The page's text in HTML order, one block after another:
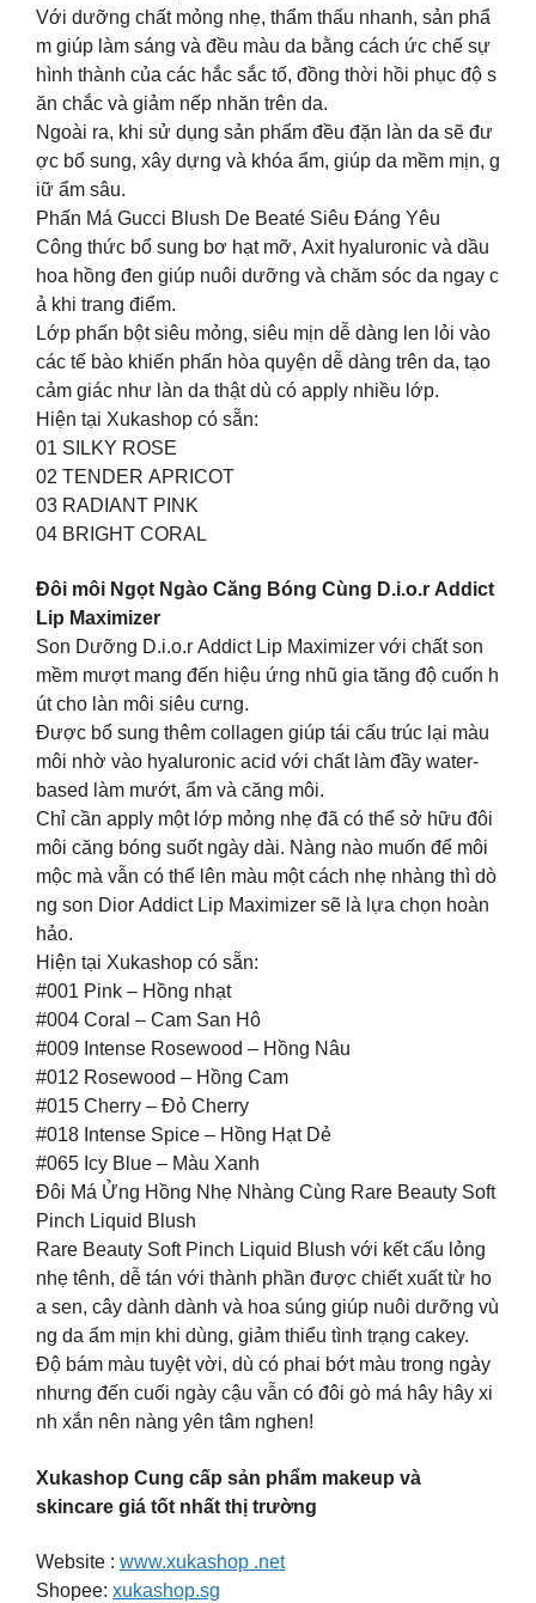
Với dưỡng chất mỏng nhẹ, thẩm thấu nhanh, sản phẩ
m giúp làm sáng và đều màu da bằng cách ức chế sự
hình thành của các hắc sắc tố, đồng thời hồi phục độ s
ăn chắc và giảm nếp nhăn trên da.
Ngoài ra, khi sử dụng sản phẩm đều đặn làn da sẽ đư
ợc bổ sung, xây dựng và khóa ẩm, giúp da mềm mịn, g
iữ ẩm sâu.
Phấn Má Gucci Blush De Beaté Siêu Đáng Yêu
Công thức bổ sung bơ hạt mỡ, Axit hyaluronic và dầu
hoa hồng đen giúp nuôi dưỡng và chăm sóc da ngay c
ả khi trang điểm.
Lớp phấn bột siêu mỏng, siêu mịn dễ dàng len lỏi vào
các tế bào khiến phấn hòa quyện dễ dàng trên da, tạo
cảm giác như làn da thật dù có apply nhiều lớp.
Hiện tại Xukashop có sẵn:
01 SILKY ROSE
02 TENDER APRICOT
03 RADIANT PINK
04 BRIGHT CORAL
Đôi môi Ngọt Ngào Căng Bóng Cùng D.i.o.r Addict
Lip Maximizer
Son Dưỡng D.i.o.r Addict Lip Maximizer với chất son
mềm mượt mang đến hiệu ứng nhũ gia tăng độ cuốn h
út cho làn môi siêu cưng.
Được bổ sung thêm collagen giúp tái cấu trúc lại màu
môi nhờ vào hyaluronic acid với chất làm đầy water-
based làm mướt, ẩm và căng môi.
Chỉ cần apply một lớp mỏng nhẹ đã có thể sở hữu đôi
môi căng bóng suốt ngày dài. Nàng nào muốn để môi
mộc mà vẫn có thể lên màu một cách nhẹ nhàng thì dò
ng son Dior Addict Lip Maximizer sẽ là lựa chọn hoàn
hảo.
Hiện tại Xukashop có sẵn:
#001 Pink – Hồng nhạt
#004 Coral – Cam San Hô
#009 Intense Rosewood – Hồng Nâu
#012 Rosewood – Hồng Cam
#015 Cherry – Đỏ Cherry
#018 Intense Spice – Hồng Hạt Dẻ
#065 Icy Blue – Màu Xanh
Đôi Má Ửng Hồng Nhẹ Nhàng Cùng Rare Beauty Soft
Pinch Liquid Blush
Rare Beauty Soft Pinch Liquid Blush với kết cấu lỏng
nhẹ tênh, dễ tán với thành phần được chiết xuất từ ho
a sen, cây dành dành và hoa súng giúp nuôi dưỡng vù
ng da ẩm mịn khi dùng, giảm thiểu tình trạng cakey.
Độ bám màu tuyệt vời, dù có phai bớt màu trong ngày
nhưng đến cuối ngày cậu vẫn có đôi gò má hây hây xi
nh xắn nên nàng yên tâm nghen!
Xukashop Cung cấp sản phẩm makeup và
skincare giá tốt nhất thị trường
Website : www.xukashop .net
Shopee: xukashop.sg